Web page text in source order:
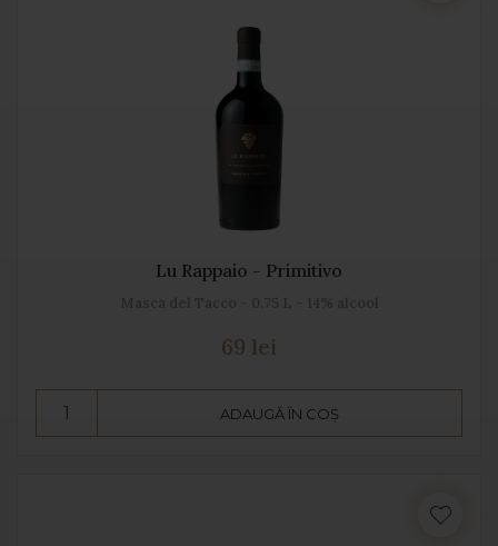
Lu Rappaio - Primitivo
69 lei
ADAUGĂ ÎN COȘ